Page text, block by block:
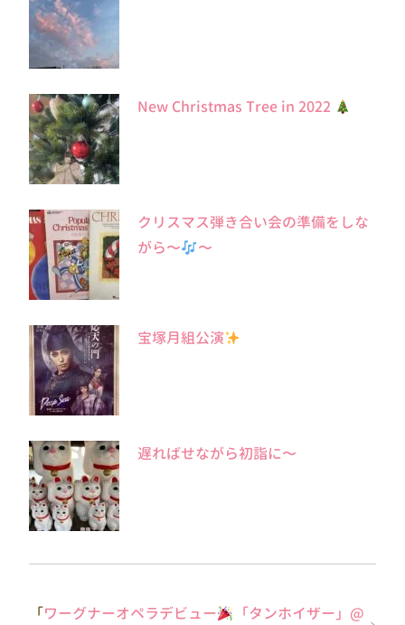
New Christmas Tree in 2022
クリスマス弾き合い会の準備をしな
がら〜
〜
宝塚月組公演
遅ればせながら初詣に〜
「ワーグナーオペラデビュー 「タンホイザー」@